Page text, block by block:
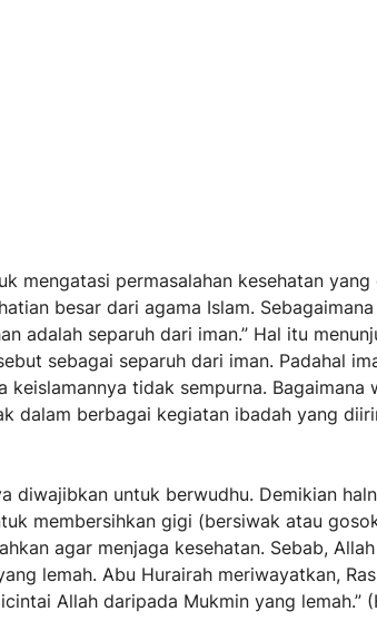
mengatasi permasalahan kesehatan yang
besar dari agama Islam.
adalah separuh dari iman.” Hal itu
sebagai separuh dari iman. Padahal
tidak sempurna. Bagaimana
dalam berbagai kegiatan ibadah yang
diwajibkan untuk berwudhu. Demikian
membersihkan gigi (bersiwak atau
agar menjaga kesehatan. Sebab,
lemah. Abu Hurairah meriwayatkan,
Allah daripada Mukmin yang lemah.”